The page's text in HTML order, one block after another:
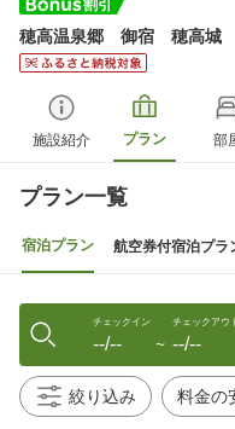
穂高温泉郷 御宿 穂高城
施設紹介 プラン 部
プラン一覧
宿泊プラン 航空券付宿泊プラ
チェックイン
--/-- 〜
チェックアウ
--/--
絞り込み